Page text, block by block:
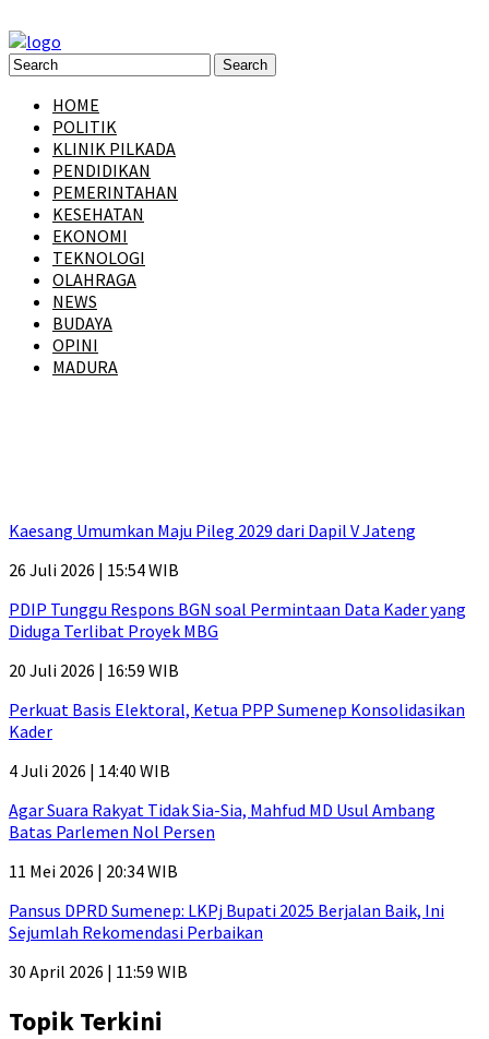
HOME
POLITIK
KLINIK PILKADA
PENDIDIKAN
PEMERINTAHAN
KESEHATAN
EKONOMI
TEKNOLOGI
OLAHRAGA
NEWS
BUDAYA
OPINI
MADURA
Kaesang Umumkan Maju Pileg 2029 dari Dapil V Jateng
26 Juli 2026 | 15:54 WIB
PDIP Tunggu Respons BGN soal Permintaan Data Kader yang
Diduga Terlibat Proyek MBG
20 Juli 2026 | 16:59 WIB
Perkuat Basis Elektoral, Ketua PPP Sumenep Konsolidasikan
Kader
4 Juli 2026 | 14:40 WIB
Agar Suara Rakyat Tidak Sia-Sia, Mahfud MD Usul Ambang
Batas Parlemen Nol Persen
11 Mei 2026 | 20:34 WIB
Pansus DPRD Sumenep: LKPj Bupati 2025 Berjalan Baik, Ini
Sejumlah Rekomendasi Perbaikan
30 April 2026 | 11:59 WIB
Topik Terkini